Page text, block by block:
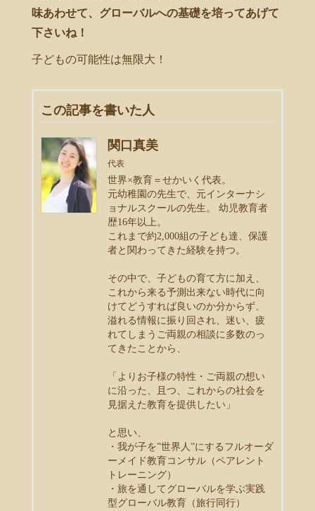
味あわせて、グローバルへの基礎を培ってあげて
下さいね！
子どもの可能性は無限大！
この記事を書いた人
関口真美
代表
世界×教育＝せかいく代表。
元幼稚園の先生で、元インターナシ
ョナルスクールの先生。 幼児教育者
歴16年以上。
これまで約2,000組の子ども達、保護
者と関わってきた経験を持つ。
その中で、子どもの育て方に加え、
これから来る予測出来ない時代に向
けてどうすれば良いのか分からず、
溢れる情報に振り回され、迷い、疲
れてしまうご両親の相談に多数のっ
てきたことから、
「よりお子様の特性・ご両親の想い
に沿った、且つ、これからの社会を
見据えた教育を提供したい」
と思い、
・我が子を”世界人”にするフルオーダ
ーメイド教育コンサル（ペアレント
トレーニング）
・旅を通してグローバルを学ぶ実践
型グローバル教育（旅行同行）